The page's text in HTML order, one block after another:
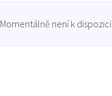
Momentálně není k dispozici